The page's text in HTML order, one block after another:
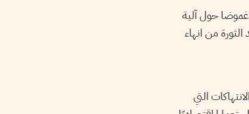
حول آلية
من انهاء
التي